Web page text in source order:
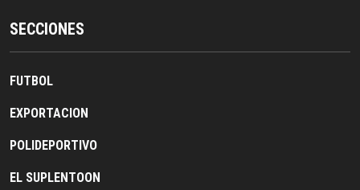
SECCIONES
FUTBOL
EXPORTACION
POLIDEPORTIVO
EL SUPLENTOON